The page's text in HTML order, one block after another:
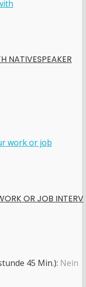
NATIVESPEAKER
OR JOB INTERV
45 Min.): Nein